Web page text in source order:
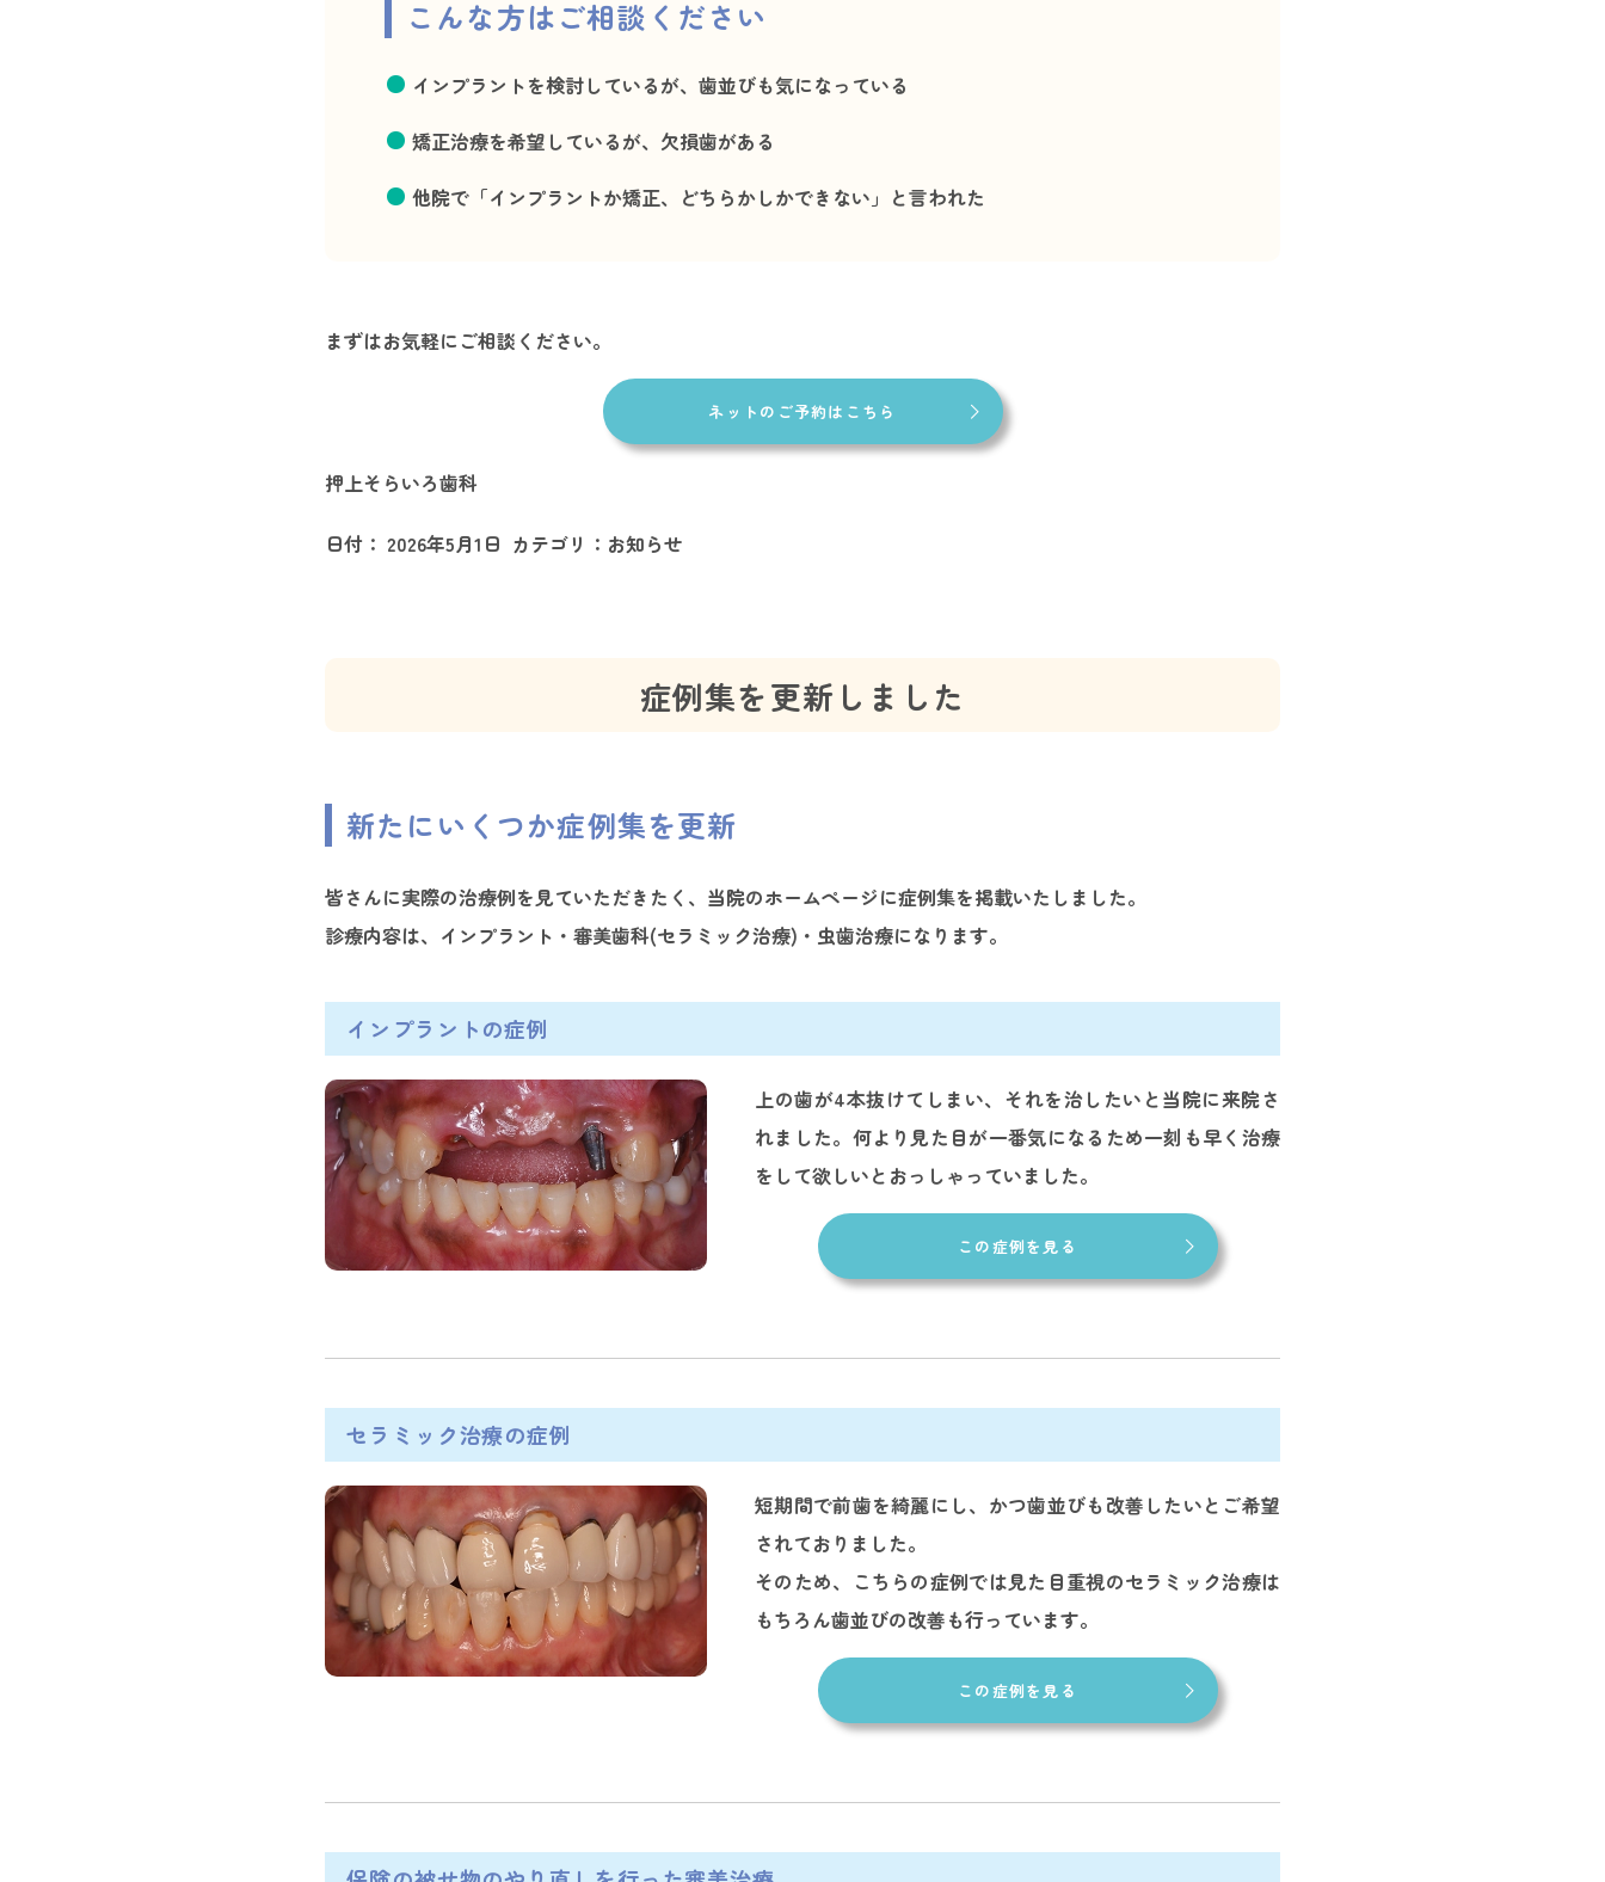
こんな方はご相談ください
インプラントを検討しているが、歯並びも気になっている
矯正治療を希望しているが、欠損歯がある
他院で「インプラントか矯正、どちらかしかできない」と言われた
まずはお気軽にご相談ください。
ネットのご予約はこちら
押上そらいろ歯科
日付： 2026年5月1日 カテゴリ： お知らせ
症例集を更新しました
新たにいくつか症例集を更新
皆さんに実際の治療例を見ていただきたく、当院のホームページに症例集を掲載いたしました。
診療内容は、インプラント・審美歯科(セラミック治療)・虫歯治療になります。
インプラントの症例
上の歯が4本抜けてしまい、それを治したいと当院に来院さ
れました。何より見た目が一番気になるため一刻も早く治療
をして欲しいとおっしゃっていました。
この症例を見る
セラミック治療の症例
短期間で前歯を綺麗にし、かつ歯並びも改善したいとご希望
されておりました。
そのため、こちらの症例では見た目重視のセラミック治療は
もちろん歯並びの改善も行っています。
この症例を見る